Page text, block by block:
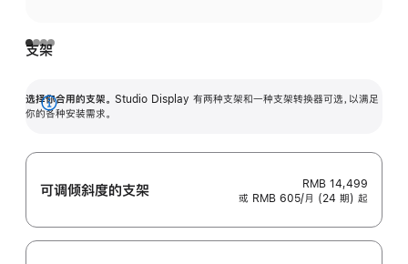
支架
选择你合用的支架。 Studio Display 有两种支架和一种支架转换器可选，以满足
你的各种安装需求。
展
可调倾斜度的支架
RMB 14,499
或 RMB 605/月 (24 期) 起